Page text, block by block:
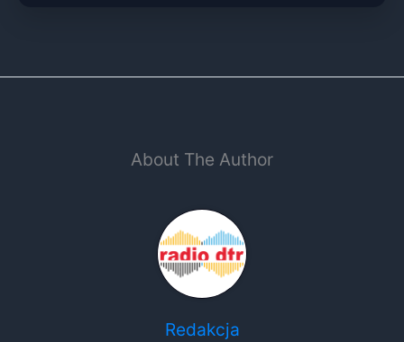
About The Author
Redakcja